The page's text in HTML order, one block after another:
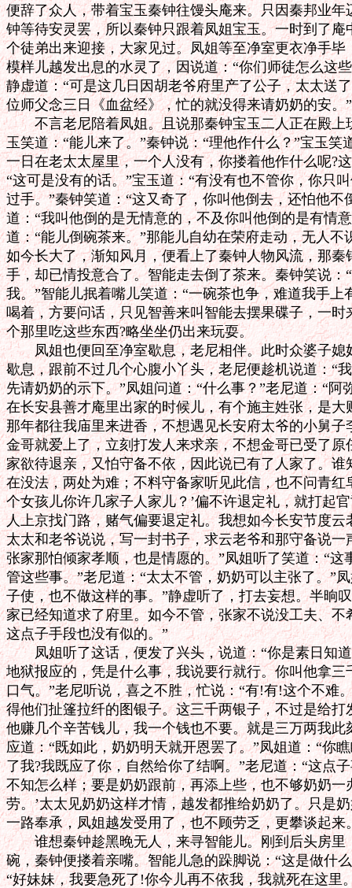
便辞了众人，带着宝玉秦钟往馒头庵来。只因秦邦业
钟等待安灵罢，所以秦钟只跟着凤姐宝玉。一时到了
个徒弟出来迎接，大家见过。凤姐等至净室更衣净手
模样儿越发出息的水灵了，因说道：“你们师徒怎么这
静虚道：“可是这几日因胡老爷府里产了公子，太太送
位师父念三日《血盆经》，忙的就没得来请奶奶的安。”
不言老尼陪着凤姐。且说那秦钟宝玉二人正在殿上
玉笑道：“能儿来了。”秦钟说：“理他作什么？”宝玉笑
一日在老太太屋里，一个人没有，你搂着他作什么呢?
“这可是没有的话。”宝玉道：“有没有也不管你，你只
过手。”秦钟笑道：“这又奇了，你叫他倒去，还怕他不
道：“我叫他倒的是无情意的，不及你叫他倒的是有情
道：“能儿倒碗茶来。”那能儿自幼在荣府走动，无人不
如今长大了，渐知风月，便看上了秦钟人物风流，那
手，却已情投意合了。智能走去倒了茶来。秦钟笑说：
我。”智能儿抿着嘴儿笑道：“一碗茶也争，难道我手上
喝着，方要问话，只见智善来叫智能去摆果碟子，一
个那里吃这些东西?略坐坐仍出来玩耍。
凤姐也便回至净室歇息，老尼相伴。此时众婆子媳
歇息，跟前不过几个心腹小丫头，老尼便趁机说道：“
先请奶奶的示下。”凤姐问道：“什么事？”老尼道：“阿
在长安县善才庵里出家的时候儿，有个施主姓张，是
那年都往我庙里来进香，不想遇见长安府太爷的小舅
金哥就爱上了，立刻打发人来求亲，不想金哥已受了
家欲待退亲，又怕守备不依，因此说已有了人家了。
在没法，两处为难；不料守备家听见此信，也不问青红
个女孩儿你许几家子人家儿？’偏不许退定礼，就打起
人上京找门路，赌气偏要退定礼。我想如今长安节度
太太和老爷说说，写一封书子，求云老爷和那守备说
张家那怕倾家孝顺，也是情愿的。”凤姐听了笑道：“这
管这些事。”老尼道：“太太不管，奶奶可以主张了。”
子使，也不做这样的事。”静虚听了，打去妄想。半晌
家已经知道求了府里。如今不管，张家不说没工夫、
这点子手段也没有似的。”
凤姐听了这话，便发了兴头，说道：“你是素日知道
地狱报应的，凭是什么事，我说要行就行。你叫他拿
口气。”老尼听说，喜之不胜，忙说：“有!有!这个不难
得他们扯篷拉纤的图银子。这三千两银子，不过是给
他赚几个辛苦钱儿，我一个钱也不要。就是三万两我此
应道：“既如此，奶奶明天就开恩罢了。”凤姐道：“你
了我?我既应了你，自然给你了结啊。”老尼道：“这点
不知怎么样；要是奶奶跟前，再添上些，也不够奶奶一
劳。’太太见奶奶这样才情，越发都推给奶奶了。只是
一路奉承，凤姐越发受用了，也不顾劳乏，更攀谈起来
谁想秦钟趁黑晚无人，来寻智能儿。刚到后头房里
碗，秦钟便搂着亲嘴。智能儿急的跺脚说：“这是做什
“好妹妹，我要急死了!你今儿再不依我，我就死在这里